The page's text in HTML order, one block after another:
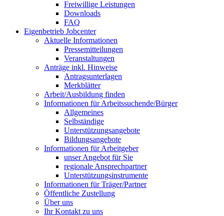
Freiwillige Leistungen
Downloads
FAQ
Eigenbetrieb Jobcenter
Aktuelle Informationen
Pressemitteilungen
Veranstaltungen
Anträge inkl. Hinweise
Antragsunterlagen
Merkblätter
Arbeit/Ausbildung finden
Informationen für Arbeitssuchende/Bürger
Allgemeines
Selbständige
Unterstützungs­angebote
Bildungsangebote
Informationen für Arbeitgeber
unser Angebot für Sie
regionale Ansprechpartner
Unterstützungs­instrumente
Informationen für Träger/Partner
Öffentliche Zustellung
Über uns
Ihr Kontakt zu uns